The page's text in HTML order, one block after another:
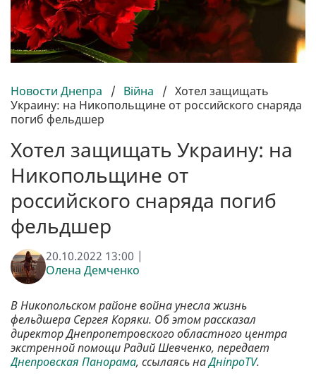
Новости Днепра / Війна / Хотел защищать
Украину: на Никопольщине от российского снаряда
погиб фельдшер
Хотел защищать Украину: на
Никопольщине от
российского снаряда погиб
фельдшер
20.10.2022 13:00 |
Олена Демченко
В Никопольском районе война унесла жизнь
фельдшера Сергея Коряки. Об этом рассказал
директор Днепропетровского областного центра
экстренной помощи Радий Шевченко, передает
Днепровская Панорама, ссылаясь наДніпроTV.